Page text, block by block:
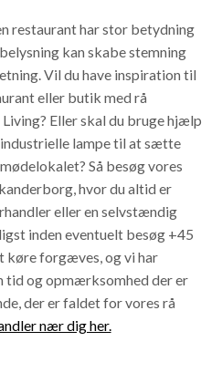
restaurant har stor betydning
kan skabe stemning
Vil du have inspiration til
eller butik med rå
Eller skal du bruge hjælp
lampe til at sætte
Så besøg vores
hvor du altid er
eller en selvstændig
inden eventuelt besøg +45
køre forgæves, og vi har
tid og opmærksomhed der er
der er faldet for vores rå
nær dig her.